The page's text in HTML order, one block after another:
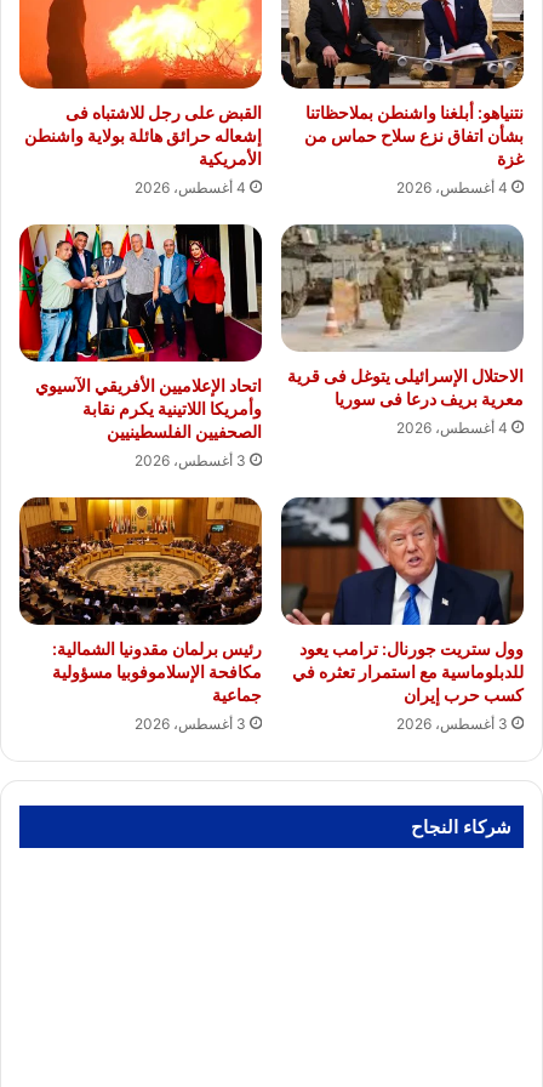
نتنياهو: أبلغنا واشنطن بملاحظاتنا
بشأن اتفاق نزع سلاح حماس من
غزة
4 أغسطس، 2026
القبض على رجل للاشتباه فى
إشعاله حرائق هائلة بولاية واشنطن
الأمريكية
4 أغسطس، 2026
الاحتلال الإسرائيلى يتوغل فى قرية
معرية بريف درعا فى سوريا
4 أغسطس، 2026
اتحاد الإعلاميين الأفريقي الآسيوي
وأمريكا اللاتينية يكرم نقابة
الصحفيين الفلسطينيين
3 أغسطس، 2026
وول ستريت جورنال: ترامب يعود
للدبلوماسية مع استمرار تعثره في
كسب حرب إيران
3 أغسطس، 2026
رئيس برلمان مقدونيا الشمالية:
مكافحة الإسلاموفوبيا مسؤولية
جماعية
3 أغسطس، 2026
شركاء النجاح